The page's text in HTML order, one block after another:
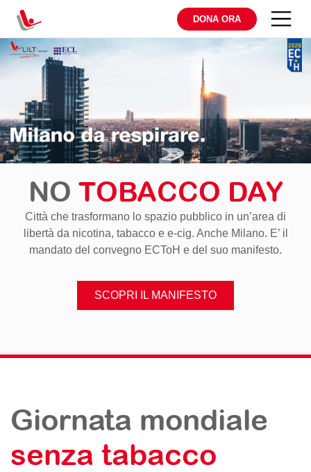
DONA ORA
NO TOBACCO DAY
Città che trasformano lo spazio pubblico in un’area di
libertà da nicotina, tabacco e e-cig. Anche Milano. E’ il
mandato del convegno ECToH e del suo manifesto.
SCOPRI IL MANIFESTO
Giornata mondiale
senza tabacco